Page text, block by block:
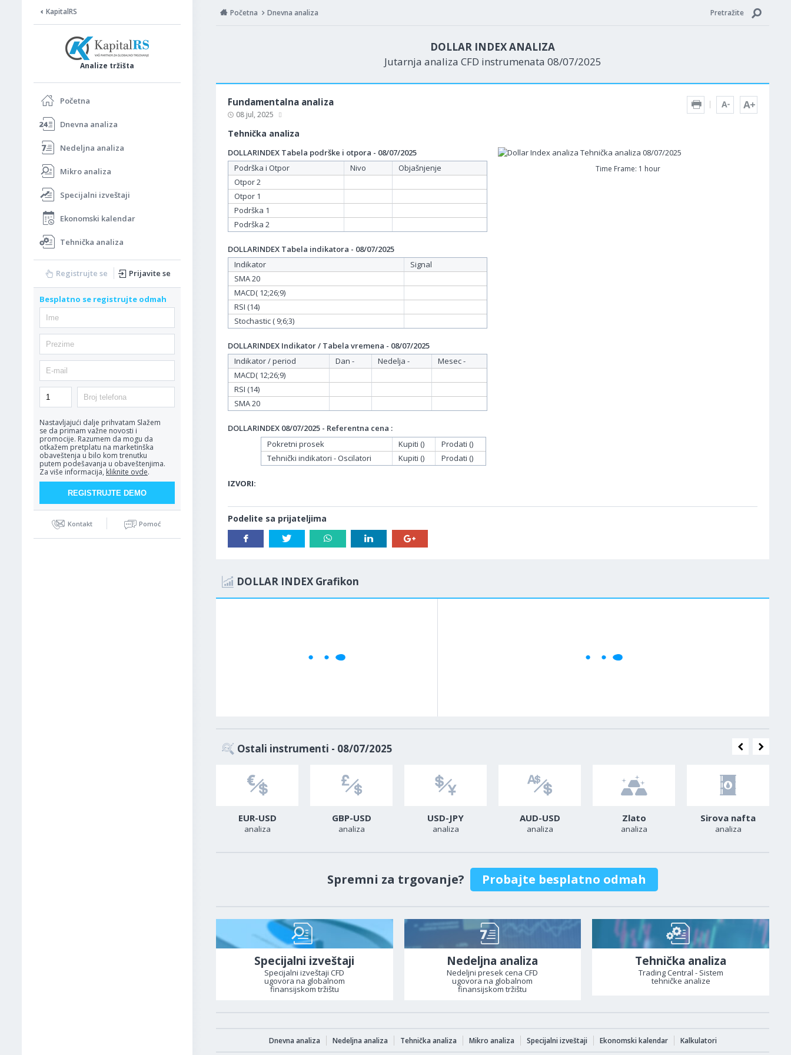
KapitalRS
Analize tržišta
Početna
Dnevna analiza
Nedeljna analiza
Mikro analiza
Specijalni izveštaji
Ekonomski kalendar
Tehnička analiza
Registrujte se Prijavite se
Besplatno se registrujte odmah
Nastavljajući dalje prihvatam Slažem
se da primam važne novosti i
promocije. Razumem da mogu da
otkažem pretplatu na marketinška
obaveštenja u bilo kom trenutku
putem podešavanja u obaveštenjima.
Za više informacija, kliknite ovde.
Kontakt Pomoć
Početna Dnevna analiza Pretražite
DOLLAR INDEX ANALIZA
Jutarnja analiza CFD instrumenata 08/07/2025
Fundamentalna analiza
08 jul, 2025
Tehnička analiza
Time Frame: 1 hour
DOLLARINDEX Tabela podrške i otpora - 08/07/2025
Podrška i Otpor
Nivo
Objašnjenje
Otpor 2
Otpor 1
Podrška 1
Podrška 2
DOLLARINDEX Tabela indikatora - 08/07/2025
Indikator
Signal
SMA 20
MACD( 12;26;9)
RSI (14)
Stochastic ( 9;6;3)
DOLLARINDEX Indikator / Tabela vremena - 08/07/2025
Indikator / period
Dan - Nedelja -
Mesec -
MACD( 12;26;9)
RSI (14)
SMA 20
DOLLARINDEX 08/07/2025 - Referentna cena :
Pokretni prosek
Kupiti ()
Prodati ()
Tehnički indikatori - Oscilatori
Kupiti () Prodati ()
IZVORI:
Podelite sa prijateljima
DOLLAR INDEX Grafikon
Ostali instrumenti - 08/07/2025
EUR-USD
analiza
GBP-USD
analiza
USD-JPY
analiza
AUD-USD
analiza
Zlato
analiza
Sirova nafta
analiza
Spremni za trgovanje? Probajte besplatno odmah
Specijalni izveštaji
Specijalni izveštaji CFD
ugovora na globalnom
finansijskom tržištu
Nedeljna analiza
Nedeljni presek cena CFD
ugovora na globalnom
finansijskom tržištu
Tehnička analiza
Trading Central - Sistem
tehničke analize
Dnevna analiza Nedeljna analiza Tehnička analiza Mikro analiza Specijalni izveštaji Ekonomski kalendar Kalkulatori